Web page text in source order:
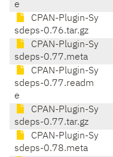
e
CPAN-Plugin-Sy
sdeps-0.76.tar.gz
CPAN-Plugin-Sy
sdeps-0.77.meta
CPAN-Plugin-Sy
sdeps-0.77.readm
e
CPAN-Plugin-Sy
sdeps-0.77.tar.gz
CPAN-Plugin-Sy
sdeps-0.78.meta